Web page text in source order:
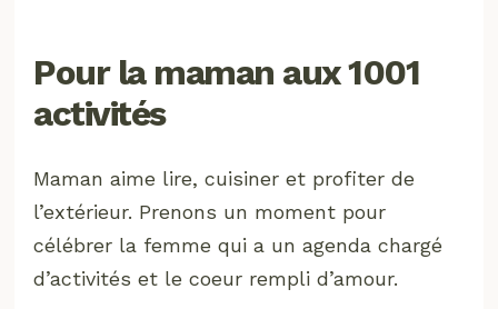
Pour la maman aux 1001
activités
Maman aime lire, cuisiner et profiter de
l’extérieur. Prenons un moment pour
célébrer la femme qui a un agenda chargé
d’activités et le coeur rempli d’amour.